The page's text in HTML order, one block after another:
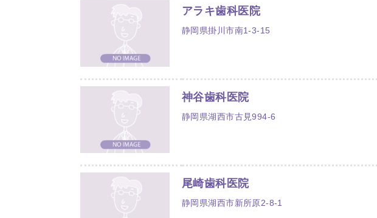
アラキ歯科医院
静岡県掛川市南1-3-15
神谷歯科医院
静岡県湖西市古見994-6
尾崎歯科医院
静岡県湖西市新所原2-8-1